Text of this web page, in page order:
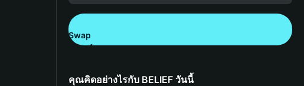
Swap
คุณคิดอย่างไรกับ BELIEF วันนี้